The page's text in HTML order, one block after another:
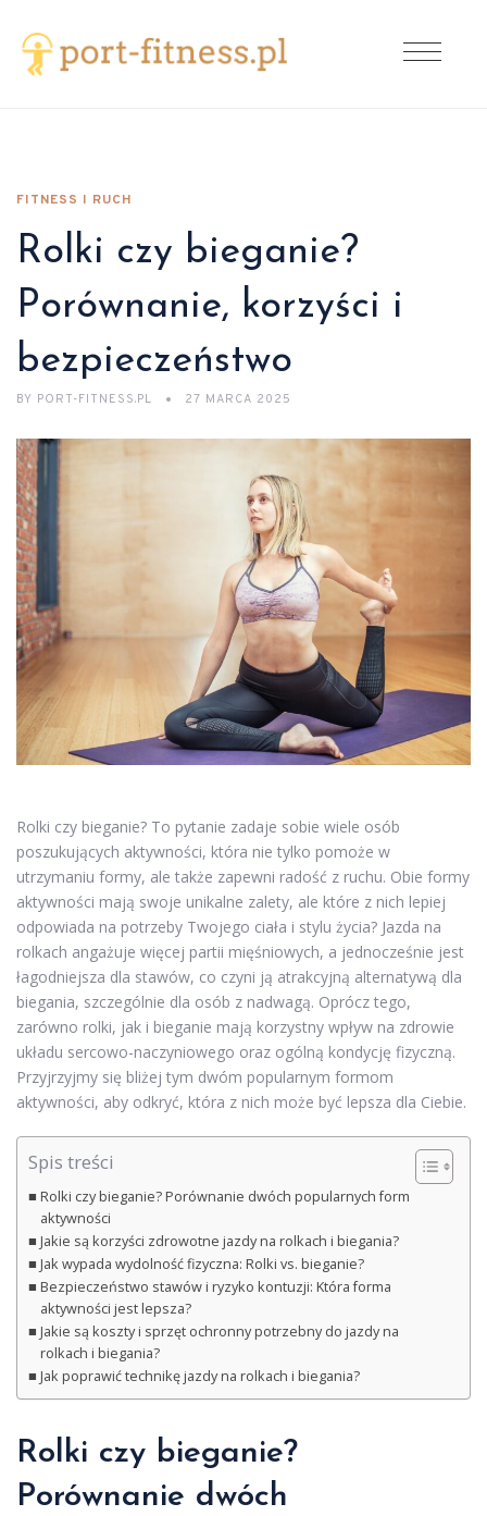
FITNESS I RUCH
Rolki czy bieganie?
Porównanie, korzyści i
bezpieczeństwo
BY PORT-FITNESS.PL 27 MARCA 2025
Rolki czy bieganie? To pytanie zadaje sobie wiele osób
poszukujących aktywności, która nie tylko pomoże w
utrzymaniu formy, ale także zapewni radość z ruchu. Obie formy
aktywności mają swoje unikalne zalety, ale które z nich lepiej
odpowiada na potrzeby Twojego ciała i stylu życia? Jazda na
rolkach angażuje więcej partii mięśniowych, a jednocześnie jest
łagodniejsza dla stawów, co czyni ją atrakcyjną alternatywą dla
biegania, szczególnie dla osób z nadwagą. Oprócz tego,
zarówno rolki, jak i bieganie mają korzystny wpływ na zdrowie
układu sercowo-naczyniowego oraz ogólną kondycję fizyczną.
Przyjrzyjmy się bliżej tym dwóm popularnym formom
aktywności, aby odkryć, która z nich może być lepsza dla Ciebie.
Spis treści
Rolki czy bieganie? Porównanie dwóch popularnych form
aktywności
Jakie są korzyści zdrowotne jazdy na rolkach i biegania?
Jak wypada wydolność fizyczna: Rolki vs. bieganie?
Bezpieczeństwo stawów i ryzyko kontuzji: Która forma
aktywności jest lepsza?
Jakie są koszty i sprzęt ochronny potrzebny do jazdy na
rolkach i biegania?
Jak poprawić technikę jazdy na rolkach i biegania?
Rolki czy bieganie?
Porównanie dwóch